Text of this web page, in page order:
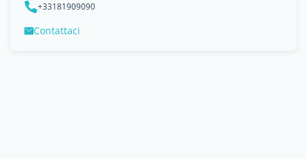
+33181909090
Contattaci